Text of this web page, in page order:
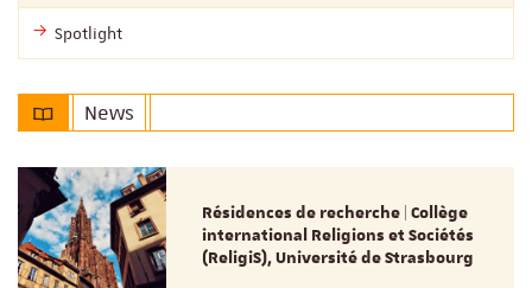
Spotlight
News
Résidences de recherche | Collège
international Religions et Sociétés
(ReligiS), Université de Strasbourg